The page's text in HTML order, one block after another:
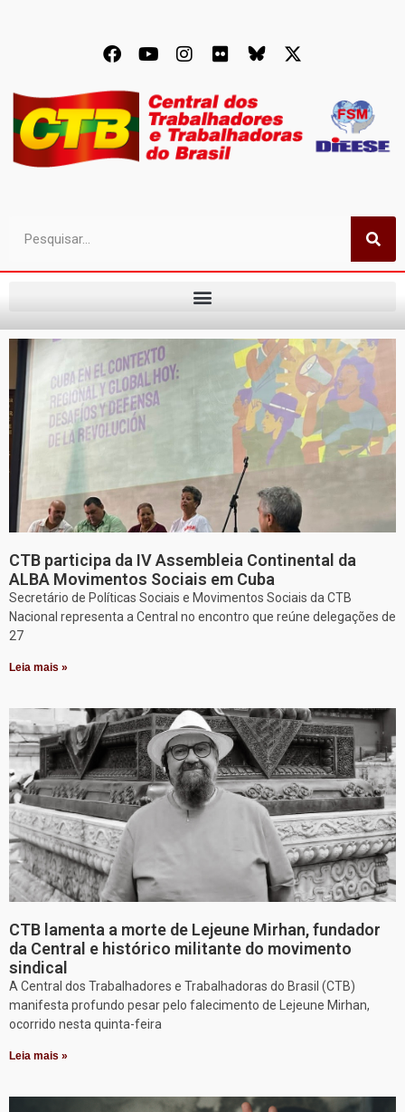
CTB participa da IV Assembleia Continental da
ALBA Movimentos Sociais em Cuba
Secretário de Políticas Sociais e Movimentos Sociais da CTB
Nacional representa a Central no encontro que reúne delegações de
27
Leia mais »
CTB lamenta a morte de Lejeune Mirhan, fundador
da Central e histórico militante do movimento
sindical
A Central dos Trabalhadores e Trabalhadoras do Brasil (CTB)
manifesta profundo pesar pelo falecimento de Lejeune Mirhan,
ocorrido nesta quinta-feira
Leia mais »